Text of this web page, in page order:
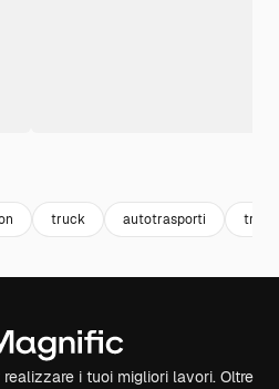
truck autotrasporti
i tuoi migliori lavori. Oltre